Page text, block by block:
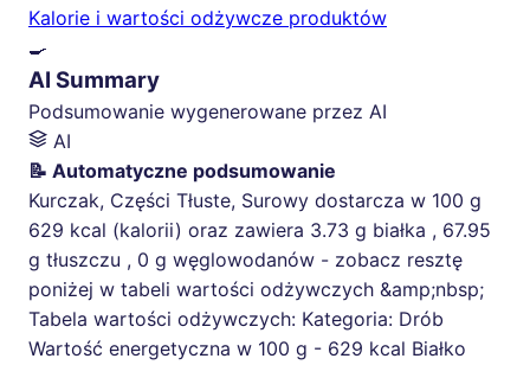
Kalorie i wartości odżywcze produktów
🍳
AI Summary
Podsumowanie wygenerowane przez AI
AI
📝 Automatyczne podsumowanie
Kurczak, Części Tłuste, Surowy dostarcza w 100 g
629 kcal (kalorii) oraz zawiera 3.73 g białka , 67.95
g tłuszczu , 0 g węglowodanów - zobacz resztę
poniżej w tabeli wartości odżywczych &amp;nbsp;
Tabela wartości odżywczych: Kategoria: Drób
Wartość energetyczna w 100 g - 629 kcal Białko